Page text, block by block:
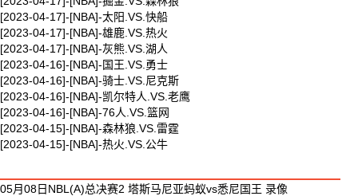
[2023-04-17]-[NBA]-太阳.VS.快船
[2023-04-17]-[NBA]-雄鹿.VS.热火
[2023-04-17]-[NBA]-灰熊.VS.湖人
[2023-04-16]-[NBA]-国王.VS.勇士
[2023-04-16]-[NBA]-骑士.VS.尼克斯
[2023-04-16]-[NBA]-凯尔特人.VS.老鹰
[2023-04-16]-[NBA]-76人.VS.篮网
[2023-04-15]-[NBA]-森林狼.VS.雷霆
[2023-04-15]-[NBA]-热火.VS.公牛
05月08日NBL(A)总决赛2 塔斯马尼亚蚂蚁vs悉尼国王 录像